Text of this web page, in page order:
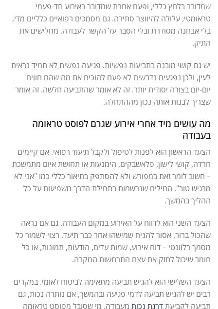
שמדובר בלחץ כללי, ופעם אחרת שמדובר באירוע חד-פעמי
טראומטי, עלולה להיווצר סתירה. גם מסמכים רפואיים כלליים מדי,
בלי אבחנה מסודרת ובלי הסבר על הקשר לעבודה, מחלישים את
התיק.
יש גם קושי מובנה בתביעות נפשיות. פגיעה נפשית לא תמיד נראית
לעין, ולכן נפגעים נדרשים לא פעם להוכיח את מה שהם חווים
יום-יום בצורה יסודית יותר. זה לא אומר שהתביעה חלשה. זה אומר
שצריך לבנות אותה נכון מההתחלה.
מה עושים מיד אחרי אירוע שגרם לפוסט טראומה
בעבודה
הצעד הראשון הוא לפנות לטיפול ולקבל תיעוד רפואי. אם קיימים
חרדה, קושי לישון, פלאשבקים, הימנעות או תחושת איום מתמשכת
– חשוב לומר זאת במפורש ולא להסתפק בתיאור כללי כמו "אני לא
מרגיש טוב". המילים שנרשמות בתחילת הדרך משפיעות על כל
ההליך בהמשך.
הצעד השני הוא לדווח על האירוע במקום העבודה. גם אם נראה
שהכול ברור, אסור להניח שמישהו אחר כבר תיעד. רצוי לשמור כל
מסמך רלוונטי – דוח אירוע, שמות עדים, הודעות, תמונות, או כל
חומר שיכול לחזק את עצם התרחשות המקרה.
הצעד השלישי הוא להגיש תביעה מתאימה לביטוח לאומי. במקרים
רבים יש להגיש תביעה לדמי פגיעה ובהמשך, אם נותרה נכות, גם
תביעה לקביעתדרגת נכות מעבודה. מי שסובל מפוסט טראומה